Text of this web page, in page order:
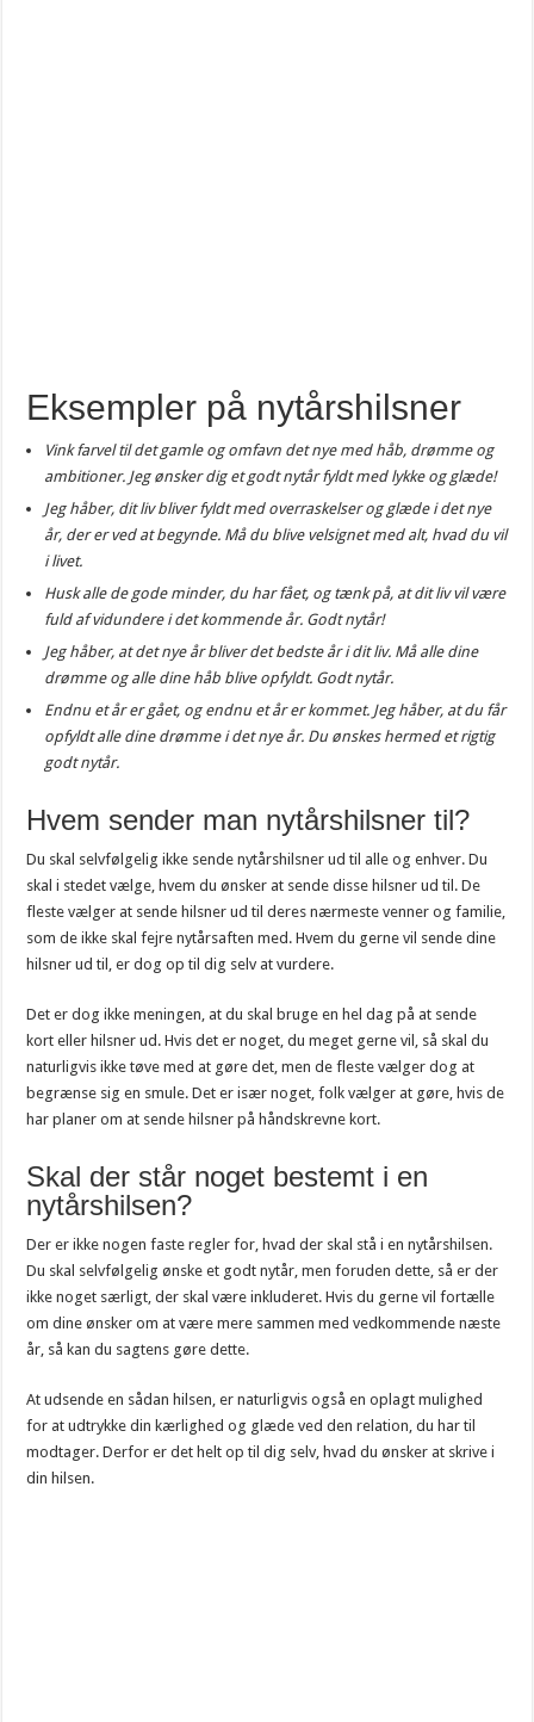
Eksempler på nytårshilsner
Vink farvel til det gamle og omfavn det nye med håb, drømme og
ambitioner. Jeg ønsker dig et godt nytår fyldt med lykke og glæde!
Jeg håber, dit liv bliver fyldt med overraskelser og glæde i det nye
år, der er ved at begynde. Må du blive velsignet med alt, hvad du vil
i livet.
Husk alle de gode minder, du har fået, og tænk på, at dit liv vil være
fuld af vidundere i det kommende år. Godt nytår!
Jeg håber, at det nye år bliver det bedste år i dit liv. Må alle dine
drømme og alle dine håb blive opfyldt. Godt nytår.
Endnu et år er gået, og endnu et år er kommet. Jeg håber, at du får
opfyldt alle dine drømme i det nye år. Du ønskes hermed et rigtig
godt nytår.
Hvem sender man nytårshilsner til?
Du skal selvfølgelig ikke sende nytårshilsner ud til alle og enhver. Du
skal i stedet vælge, hvem du ønsker at sende disse hilsner ud til. De
fleste vælger at sende hilsner ud til deres nærmeste venner og familie,
som de ikke skal fejre nytårsaften med. Hvem du gerne vil sende dine
hilsner ud til, er dog op til dig selv at vurdere.
Det er dog ikke meningen, at du skal bruge en hel dag på at sende
kort eller hilsner ud. Hvis det er noget, du meget gerne vil, så skal du
naturligvis ikke tøve med at gøre det, men de fleste vælger dog at
begrænse sig en smule. Det er især noget, folk vælger at gøre, hvis de
har planer om at sende hilsner på håndskrevne kort.
Skal der står noget bestemt i en
nytårshilsen?
Der er ikke nogen faste regler for, hvad der skal stå i en nytårshilsen.
Du skal selvfølgelig ønske et godt nytår, men foruden dette, så er der
ikke noget særligt, der skal være inkluderet. Hvis du gerne vil fortælle
om dine ønsker om at være mere sammen med vedkommende næste
år, så kan du sagtens gøre dette.
At udsende en sådan hilsen, er naturligvis også en oplagt mulighed
for at udtrykke din kærlighed og glæde ved den relation, du har til
modtager. Derfor er det helt op til dig selv, hvad du ønsker at skrive i
din hilsen.